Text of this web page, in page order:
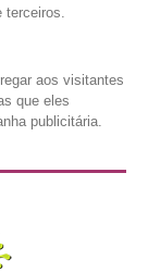
terceiros.
aos visitantes
que eles
publicitária.